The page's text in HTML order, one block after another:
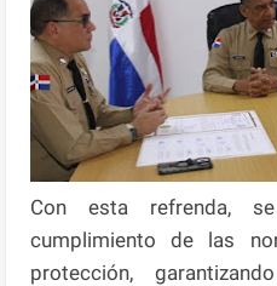
Con esta refrenda,
cumplimiento de las
protección,